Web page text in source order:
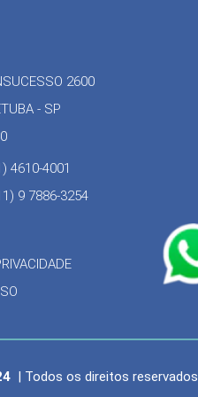
2600
- SP
4610-4001
9 7886-3254
| Todos os direitos reservados